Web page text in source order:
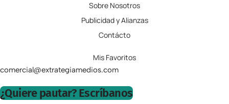
Sobre Nosotros
Publicidad y Alianzas
Contácto
Mis Favoritos
comercial@extrategiamedios.com
¿Quiere pautar? Escríbanos